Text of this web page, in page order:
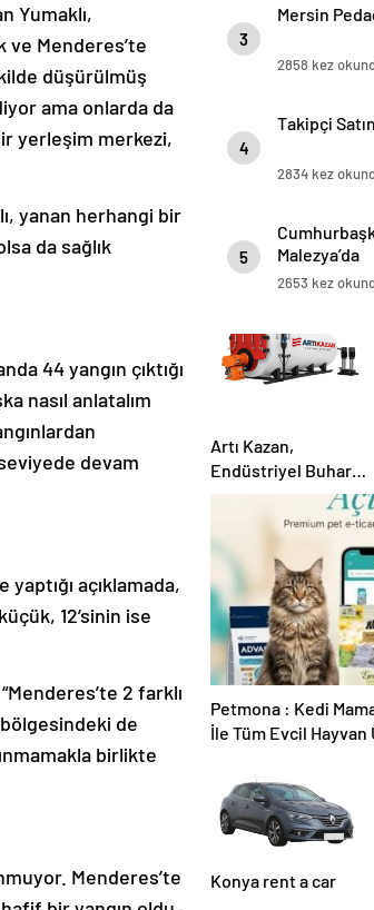
Yumaklı,
ve Menderes’te
düşürülmüş
ama onlarda da
yerleşim merkezi,
yanan herhangi bir
da sağlık
44 yangın çıktığı
nasıl anlatalım
devam
açıklamada,
12’sinin ise
2 farklı
de
birlikte
Menderes’te
3
Mersin
2858 kez
4
Takipçi
2834 kez
5
Malezya’da
2653 kez
Artı Kazan,
Endüstriyel Buhar
Kazanı
Çözümleriyle
Üretim Tesislerine
Verimli Sistemler
Sunuyor
Petmona : Kedi
İle Tüm Evcil
Konya rent a car